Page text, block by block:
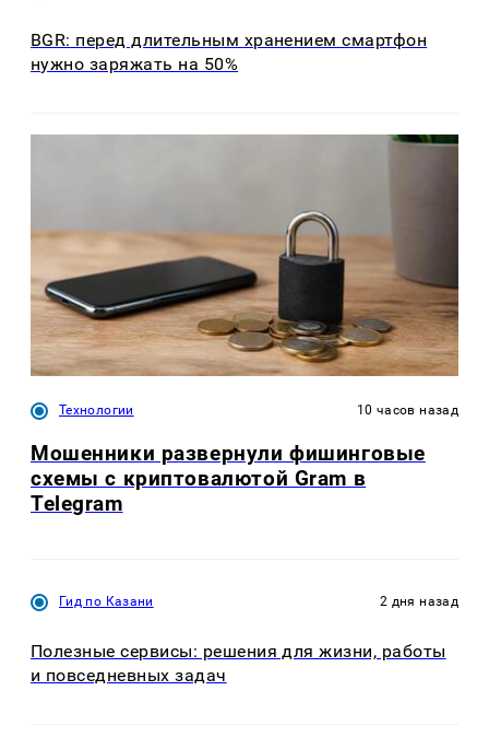
BGR: перед длительным хранением смартфон
нужно заряжать на 50%
Технологии 10 часов назад
Мошенники развернули фишинговые
схемы с криптовалютой Gram в
Telegram
Гид по Казани 2 дня назад
Полезные сервисы: решения для жизни, работы
и повседневных задач